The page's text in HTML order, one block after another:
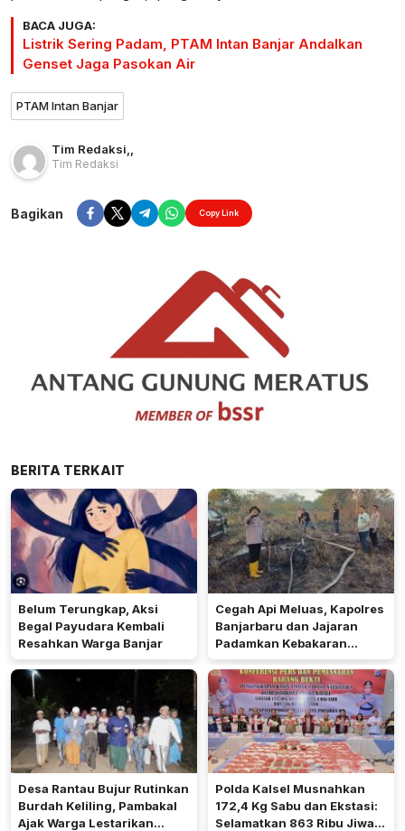
BACA JUGA:
Listrik Sering Padam, PTAM Intan Banjar Andalkan
Genset Jaga Pasokan Air
PTAM Intan Banjar
Tim Redaksi
Tim Redaksi
Bagikan Copy Link
BERITA TERKAIT
Belum Terungkap, Aksi
Begal Payudara Kembali
Resahkan Warga Banjar
Cegah Api Meluas, Kapolres
Banjarbaru dan Jajaran
Padamkan Kebakaran
Lahan
Desa Rantau Bujur Rutinkan
Burdah Keliling, Pambakal
Ajak Warga Lestarikan
Polda Kalsel Musnahkan
172,4 Kg Sabu dan Ekstasi:
Selamatkan 863 Ribu Jiwa